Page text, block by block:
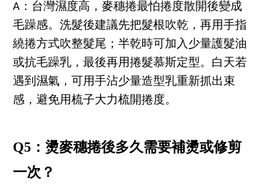
A：台灣濕度高，麥穗捲最怕捲度散開後變成
毛躁感。洗髮後建議先把髮根吹乾，再用手指
繞捲方式吹整髮尾；半乾時可加入少量護髮油
或抗毛躁乳，最後再用捲髮慕斯定型。白天若
遇到濕氣，可用手沾少量造型乳重新抓出束
感，避免用梳子大力梳開捲度。
Q5：燙麥穗捲後多久需要補燙或修剪
一次？